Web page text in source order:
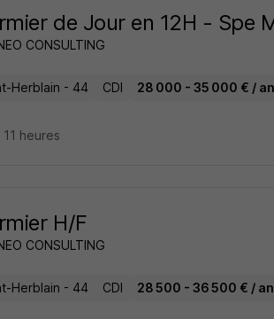
de Jour en 12H - Spe
CONSULTING
Herblain - 44 CDI 28 000 - 35 000 € / an
11 heures
H/F
CONSULTING
Herblain - 44 CDI 28 500 - 36 500 € / an